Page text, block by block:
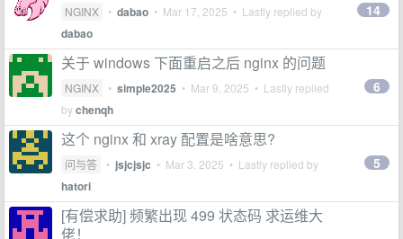
NGINX • dabao • Mar 17, 2025 • Lastly replied by
dabao
14
关于 windows 下面重启之后 nginx 的问题
NGINX • simple2025 • Mar 9, 2025 • Lastly replied
bychenqh
6
这个 nginx 和 xray 配置是啥意思?
问与答 • jsjcjsjc • Mar 3, 2025 • Lastly replied by
hatori
5
[有偿求助] 频繁出现 499 状态码 求运维大
佬！